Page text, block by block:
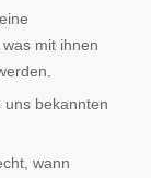
mit ihnen
bekannten
wann